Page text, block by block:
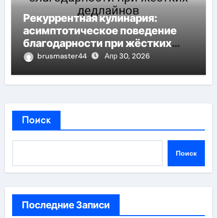
Рекуррентная кулинария:
асимптотическое поведение
благодарности при жёстких
дедлайнов
brusmaster44 Апр 30, 2026
Поиск
Поиск
Последние Записи